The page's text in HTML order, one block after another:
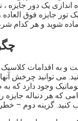
یک دور جایزه ،
تور جایزه فوق العاده
و به اقدامات
می توانید چرخش
وجود دارد که
که هر دنباله